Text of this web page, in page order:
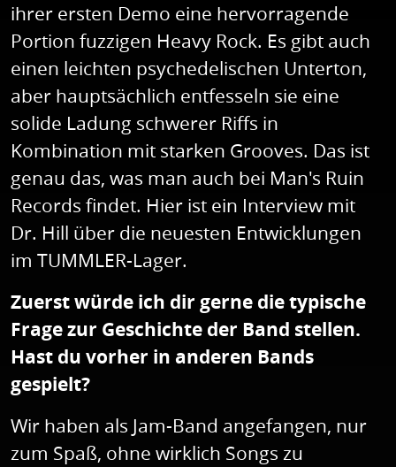
ihrer ersten Demo eine hervorragende
Portion fuzzigen Heavy Rock. Es gibt auch
einen leichten psychedelischen Unterton,
aber hauptsächlich entfesseln sie eine
solide Ladung schwerer Riffs in
Kombination mit starken Grooves. Das ist
genau das, was man auch bei Man's Ruin
Records findet. Hier ist ein Interview mit
Dr. Hill über die neuesten Entwicklungen
im TUMMLER-Lager.
Zuerst würde ich dir gerne die typische
Frage zur Geschichte der Band stellen.
Hast du vorher in anderen Bands
gespielt?
Wir haben als Jam-Band angefangen, nur
zum Spaß, ohne wirklich Songs zu